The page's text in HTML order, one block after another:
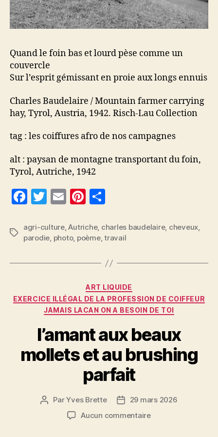
Quand le foin bas et lourd pèse comme un
couvercle
Sur l’esprit gémissant en proie aux longs ennuis
Charles Baudelaire / Mountain farmer carrying
hay, Tyrol, Austria, 1942. Risch-Lau Collection
tag : les coiffures afro de nos campagnes
alt : paysan de montagne transportant du foin,
Tyrol, Autriche, 1942
F
c
e
b
k
T
itt
er
E
ai
l
Pi
er
es
t
rt
a
g
Étiquettes
agri-culture,Autriche, charles baudelaire, cheveux,
parodie, photo, poème,travail
Catégories
ART LIQUIDE
EXERCICE ILLÉGAL DE LA PROFESSION DE COIFFEUR
JAMAIS LACAN ON A BESOIN DE TOI
l’amant aux beaux
mollets et au brushing
parfait
Auteur
ParYves Brette
Date29 mars 2026
Aucun commentairesur